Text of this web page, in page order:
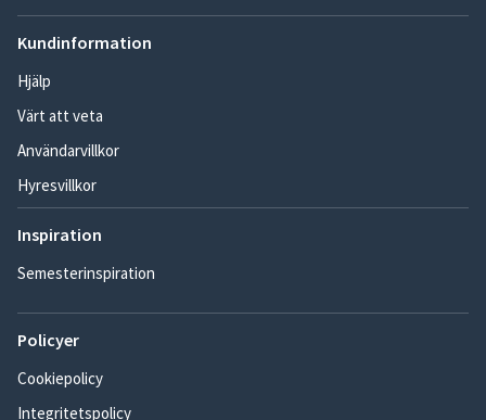
Kundinformation
Hjälp
Värt att veta
Användarvillkor
Hyresvillkor
Inspiration
Semesterinspiration
Policyer
Cookiepolicy
Integritetspolicy